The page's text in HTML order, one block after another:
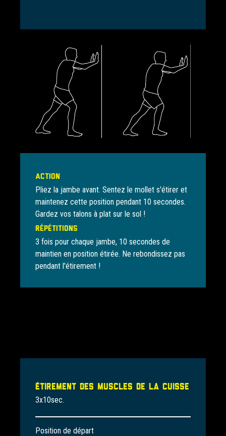
Action
Pliez la jambe avant. Sentez le mollet s'étirer et
maintenez cette position pendant 10 secondes.
Gardez vos talons à plat sur le sol !
Répétitions
3 fois pour chaque jambe, 10 secondes de
maintien en position étirée. Ne rebondissez pas
pendant l'étirement !
Étirement des muscles de la cuisse
3x10sec.
Position de départ